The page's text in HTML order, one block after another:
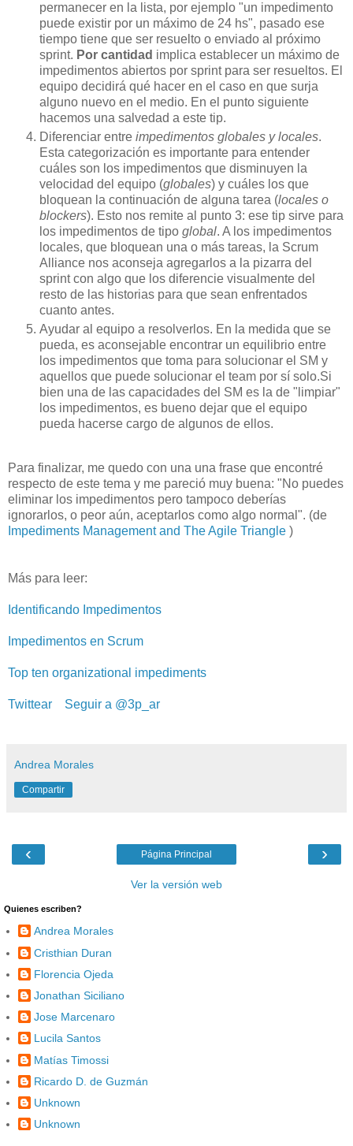
permanecer en la lista, por ejemplo "un impedimento
puede existir por un máximo de 24 hs", pasado ese
tiempo tiene que ser resuelto o enviado al próximo
sprint. Por cantidad implica establecer un máximo de
impedimentos abiertos por sprint para ser resueltos. El
equipo decidirá qué hacer en el caso en que surja
alguno nuevo en el medio. En el punto siguiente
hacemos una salvedad a este tip.
Diferenciar entre impedimentos globales y locales.
Esta categorización es importante para entender
cuáles son los impedimentos que disminuyen la
velocidad del equipo (globales) y cuáles los que
bloquean la continuación de alguna tarea (locales o
blockers). Esto nos remite al punto 3: ese tip sirve para
los impedimentos de tipo global. A los impedimentos
locales, que bloquean una o más tareas, la Scrum
Alliance nos aconseja agregarlos a la pizarra del
sprint con algo que los diferencie visualmente del
resto de las historias para que sean enfrentados
cuanto antes.
Ayudar al equipo a resolverlos. En la medida que se
pueda, es aconsejable encontrar un equilibrio entre
los impedimentos que toma para solucionar el SM y
aquellos que puede solucionar el team por sí solo.Si
bien una de las capacidades del SM es la de "limpiar"
los impedimentos, es bueno dejar que el equipo
pueda hacerse cargo de algunos de ellos.
Para finalizar, me quedo con una una frase que encontré
respecto de este tema y me pareció muy buena: "No puedes
eliminar los impedimentos pero tampoco deberías
ignorarlos, o peor aún, aceptarlos como algo normal". (de
Impediments Management and The Agile Triangle )
Más para leer:
Identificando Impedimentos
Impedimentos en Scrum
Top ten organizational impediments
Twittear Seguir a @3p_ar
Andrea Morales
Compartir
‹ ›
Página Principal
Ver la versión web
Quienes escriben?
Andrea Morales
Cristhian Duran
Florencia Ojeda
Jonathan Siciliano
Jose Marcenaro
Lucila Santos
Matías Timossi
Ricardo D. de Guzmán
Unknown
Unknown